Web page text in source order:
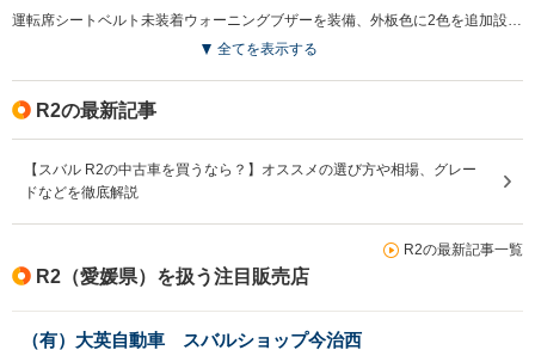
全てを表示する
R2の最新記事
【スバル R2の中古車を買うなら？】オススメの選び方や相場、グレー
ドなどを徹底解説
R2の最新記事一覧
R2（愛媛県）を扱う注目販売店
（有）大英自動車 スバルショップ今治西